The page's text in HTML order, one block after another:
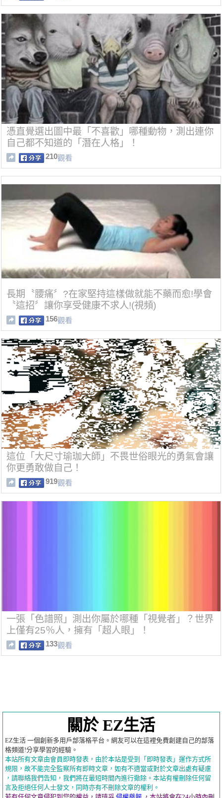
憑直覺選出圖中最「不喜歡」哪種動物，測出連你
自己都不知道的「潛在人格」！
210觀看
長期〝腰痛〞?在家堅持這樣做就能不藥而愈!學會
〝這招〞讓你享受健康不求人!(視頻)
156觀看
這位「大尺寸瑜珈大師」不畏世俗眼光的勇氣會讓
你更勇敢做自己！
919觀看
一張「色譜照」測出你屬於哪種「視覺者」？世界
上僅有25％人，擁有「超人眼」！
133觀看
關於 EZ生活
EZ生活 一個創新多用戶部落格平台。網友可以在這裡免費創建自己的部落
格頻道!分享學習的經驗。
本站所有文章由會員即時發表，由於本站是受到「即時發表」運作方式所
規限，故不能完全監察所有即時文章，如有不適當或對於文章出處有疑慮
，請聯絡我們告知，我們將在最短時間內進行撤除。本站有權刪除任何留
言及拒絕任何人士發文，同時亦有不刪除文章的權利。